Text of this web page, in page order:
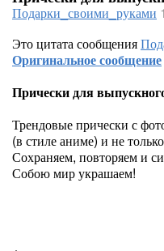
Подарки_своими_руками
Это цитата сообщения
Оригинальное сообщение
Прически для
Трендовые прически с
(в стиле аниме) и не
Сохраняем, повторяем и
Собою мир украшаем!